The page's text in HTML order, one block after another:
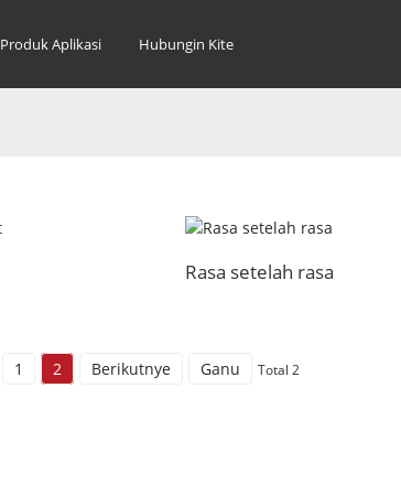
Produk Aplikasi Hubungin Kite
Rasa setelah rasa
1 2 Berikutnye Ganu Total 2